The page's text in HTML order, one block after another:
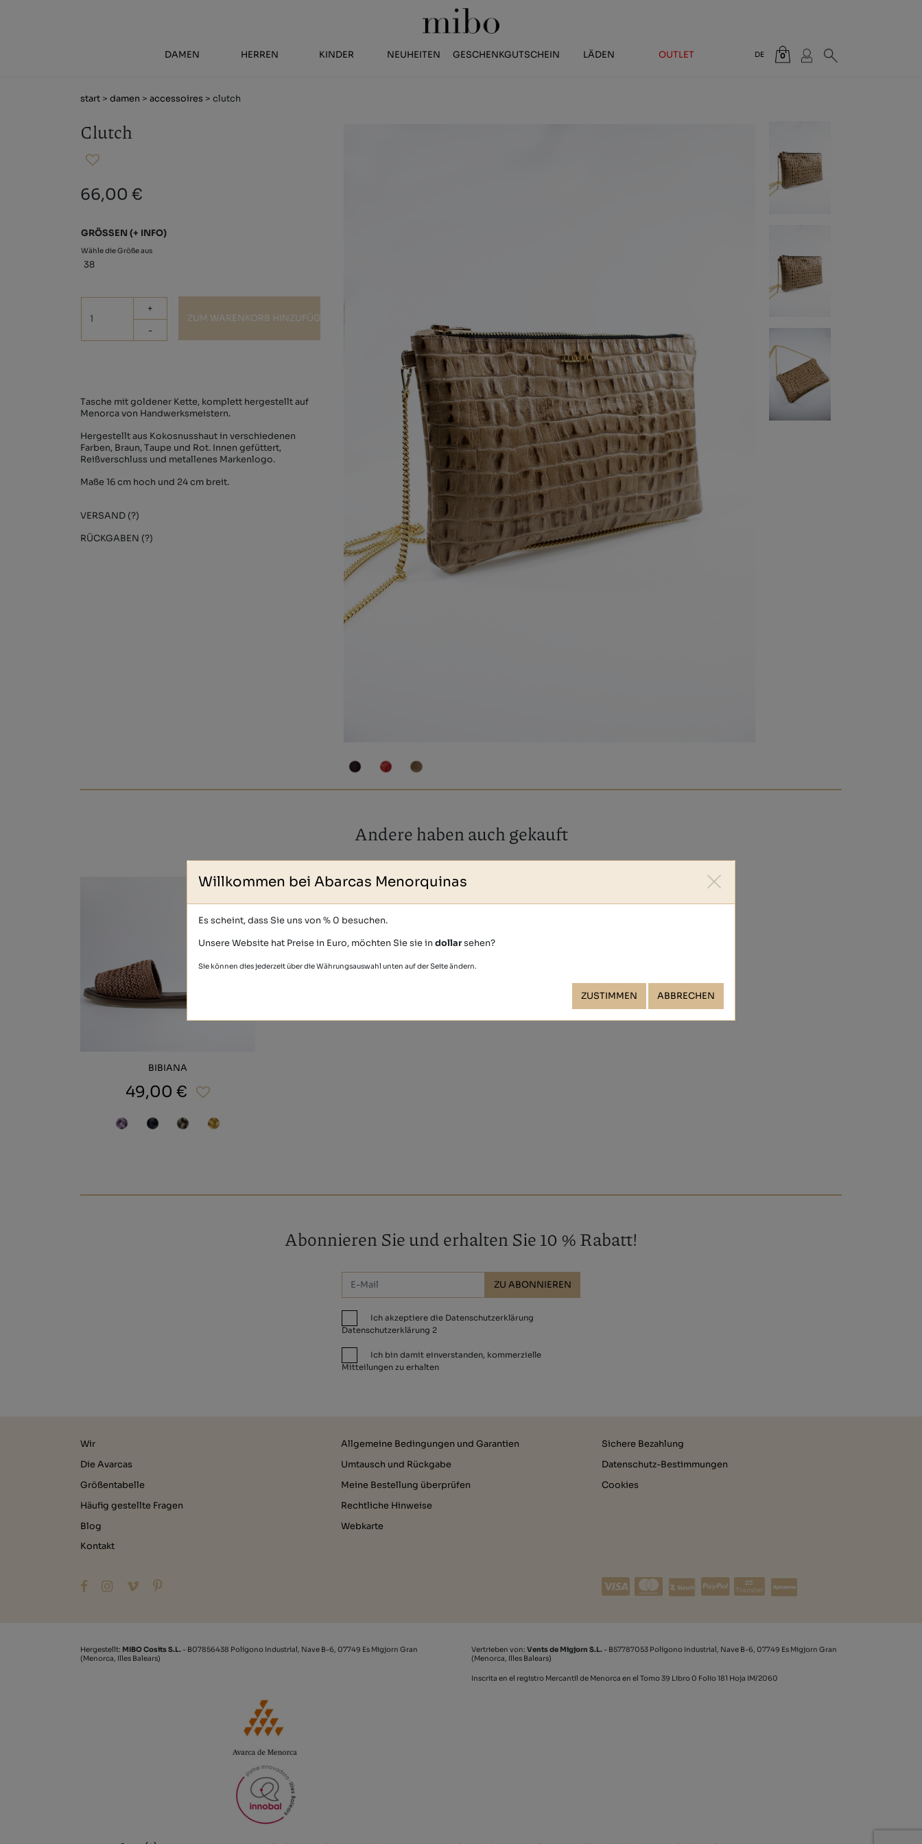
DAMEN HERREN KINDER NEUHEITEN GESCHENKGUTSCHEIN LÄDEN OUTLET DE 0
start > damen > accessoires > clutch
Clutch
66,00 €
GRÖSSEN (+ INFO)
Wähle die Größe aus
38
+
-
ZUM WARENKORB HINZUFÜGEN
Tasche mit goldener Kette, komplett hergestellt auf
Menorca von Handwerksmeistern.
Hergestellt aus Kokosnusshaut in verschiedenen
Farben, Braun, Taupe und Rot. Innen gefüttert,
Reißverschluss und metallenes Markenlogo.
Maße 16 cm hoch und 24 cm breit.
VERSAND (?)
RÜCKGABEN (?)
Andere haben auch gekauft
BIBIANA
49,00 €
Abonnieren Sie und erhalten Sie 10 % Rabatt!
ZU ABONNIEREN
Ich akzeptiere die Datenschutzerklärung
Datenschutzerklärung 2
Ich bin damit einverstanden, kommerzielle
Mitteilungen zu erhalten
Wir
Die Avarcas
Größentabelle
Häufig gestellte Fragen
Blog
Kontakt
Allgemeine Bedingungen und Garantien
Umtausch und Rückgabe
Meine Bestellung überprüfen
Rechtliche Hinweise
Webkarte
Sichere Bezahlung
Datenschutz-Bestimmungen
Cookies
Transfer
Hergestellt: MIBO Cosits S.L. - B07856438 Polígono Industrial, Nave B-6, 07749 Es Migjorn Gran
(Menorca, Illes Balears)
Vertrieben von: Vents de Migjorn S.L. - B57787053 Polígono Industrial, Nave B-6, 07749 Es Migjorn Gran
(Menorca, Illes Balears)
Inscrita en el registro Mercantil de Menorca en el Tomo 39 Libro 0 Folio 181 Hoja IM/2060
Willkommen bei Abarcas Menorquinas
Es scheint, dass Sie uns von % 0 besuchen.
Unsere Website hat Preise in Euro, möchten Sie sie indollarsehen?
Sie können dies jederzeit über die Währungsauswahl unten auf der Seite ändern.
ZUSTIMMEN ABBRECHEN